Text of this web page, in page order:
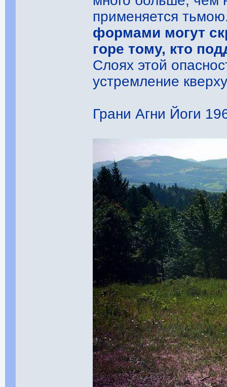
применяется
формами могут
горе тому, кто
Слоях этой
устремление
Грани Агни Йоги